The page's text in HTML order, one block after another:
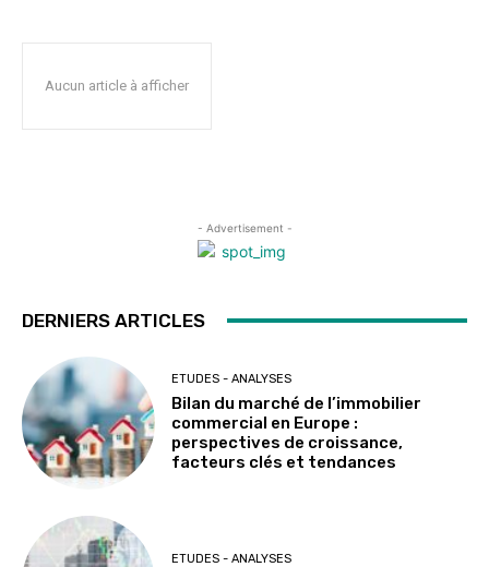
Aucun article à afficher
- Advertisement -
DERNIERS ARTICLES
ETUDES - ANALYSES
Bilan du marché de l’immobilier
commercial en Europe :
perspectives de croissance,
facteurs clés et tendances
ETUDES - ANALYSES